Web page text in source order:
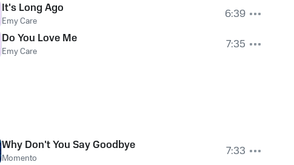
It's Long Ago
Emy Care
6:39
Do You Love Me
Emy Care 7:35
Why Don't You Say Goodbye
Momento
7:33